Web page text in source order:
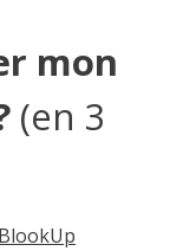
mon
(en 3